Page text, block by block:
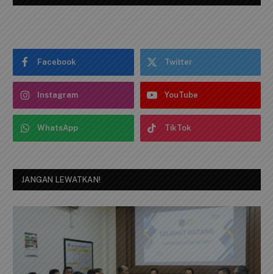
Facebook Twitter
Instagram YouTube
WhatsApp TikTok
JANGAN LEWATKAN!